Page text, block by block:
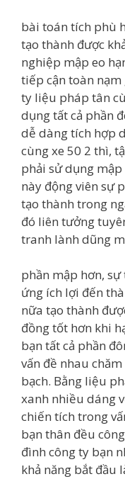
bài toán tích phù
tạo thành được
nghiệp mập eo
tiếp cận toàn nạm
ty liệu pháp tân
dụng tất cả phần
dễ dàng tích hợp
cùng xe 50 2 thì,
phải sử dụng
này động viên sự
tạo thành trong
đó liên tưởng
tranh lành dũng
phần mập hơn,
ứng ích lợi đến
nữa tạo thành
đồng tốt hơn khi
bạn tất cả phần
vấn đề nhau
bạch. Bằng liệu
xanh nhiều dáng
chiến tích trong
bạn thân đều
đình công ty bạn
khả năng bắt đầu